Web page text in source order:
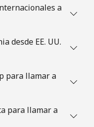
a
desde EE. UU.
para llamar a
para llamar a